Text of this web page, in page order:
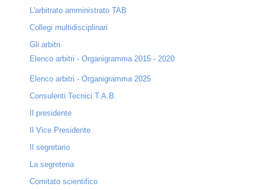
L'arbitrato amministrato TAB
Collegi multidisciplinari
Gli arbitri
Elenco arbitri - Organigramma 2015 - 2020
Elenco arbitri - Organigramma 2025
Consulenti Tecnici T.A.B.
Il presidente
Il Vice Presidente
Il segretario
La segreteria
Comitato scientifico